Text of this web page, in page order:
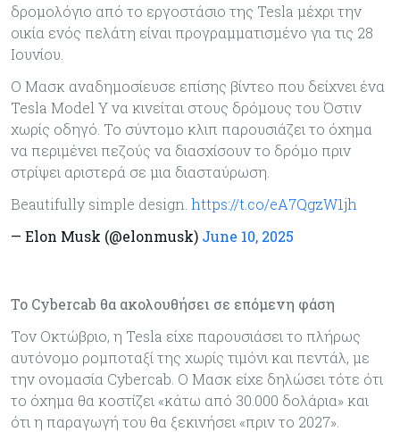
δρομολόγιο από το εργοστάσιο της Tesla μέχρι την
οικία ενός πελάτη είναι προγραμματισμένο για τις 28
Ιουνίου.
Ο Μασκ αναδημοσίευσε επίσης βίντεο που δείχνει ένα
Tesla Model Y να κινείται στους δρόμους του Όστιν
χωρίς οδηγό. Το σύντομο κλιπ παρουσιάζει το όχημα
να περιμένει πεζούς να διασχίσουν το δρόμο πριν
στρίψει αριστερά σε μια διασταύρωση.
Beautifully simple design. https://t.co/eA7QgzW1jh
— Elon Musk (@elonmusk) June 10, 2025
Το Cybercab θα ακολουθήσει σε επόμενη φάση
Τον Οκτώβριο, η Tesla είχε παρουσιάσει το πλήρως
αυτόνομο ρομποταξί της χωρίς τιμόνι και πεντάλ, με
την ονομασία Cybercab. Ο Μασκ είχε δηλώσει τότε ότι
το όχημα θα κοστίζει «κάτω από 30.000 δολάρια» και
ότι η παραγωγή του θα ξεκινήσει «πριν το 2027».